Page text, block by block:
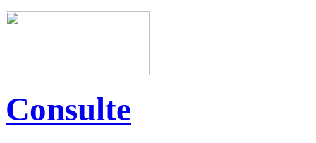
Consulte